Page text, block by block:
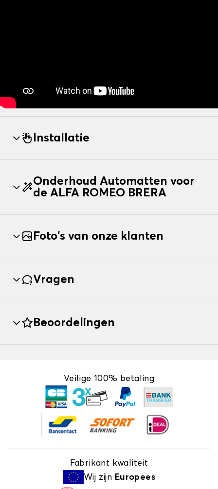
Installatie
Onderhoud Automatten voor
de ALFA ROMEO BRERA
Foto's van onze klanten
Vragen
Beoordelingen
Veilige 100% betaling
Fabrikant kwaliteit
Wij zijn Europees